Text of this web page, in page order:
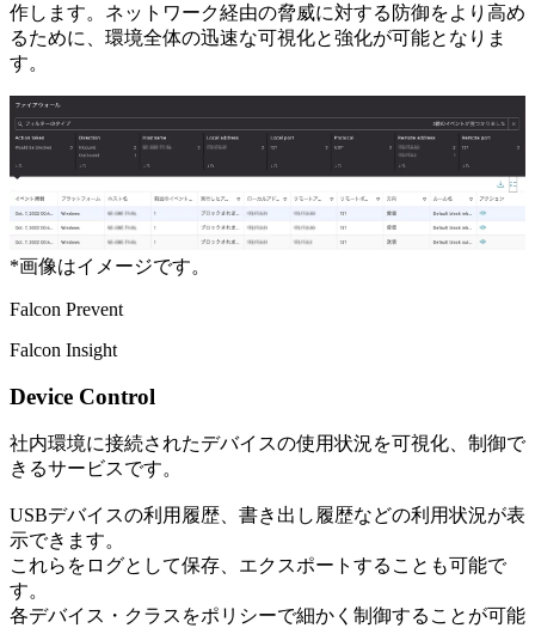
作します。ネットワーク経由の脅威に対する防御をより⾼め
るために、環境全体の迅速な可視化と強化が可能となりま
す。
*画像はイメージです。
Falcon Prevent
Falcon Insight
Device Control
社内環境に接続されたデバイスの使用状況を可視化、制御で
きるサービスです。
USBデバイスの利用履歴、書き出し履歴などの利用状況が表
示できます。
これらをログとして保存、エクスポートすることも可能で
す。
各デバイス・クラスをポリシーで細かく制御することが可能